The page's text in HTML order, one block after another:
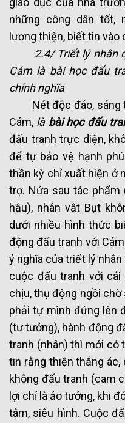
những công dân tốt,
lương thiện, biết tin vào
2.4/ Triết lý nhân
Cám là bài học đấu
chính nghĩa
Nét độc đáo, sáng
Cám, là bài học đấu
đấu tranh trực diện,
để tự bảo vệ hạnh
thần kỳ chỉ xuất hiện ở
trợ. Nửa sau tác phẩm
hậu), nhân vật Bụt
dưới nhiều hình thức
động đấu tranh với
ý nghĩa của triết lý
cuộc đấu tranh với
chịu, thụ động ngồi
phải tự mình đứng lên
(tư tưởng), hành động
tranh (nhân) thì mới có
tin rằng thiện thắng ác,
không đấu tranh (cam
lợi chỉ là ảo tưởng, khi
tâm, siêu hình. Cuộc